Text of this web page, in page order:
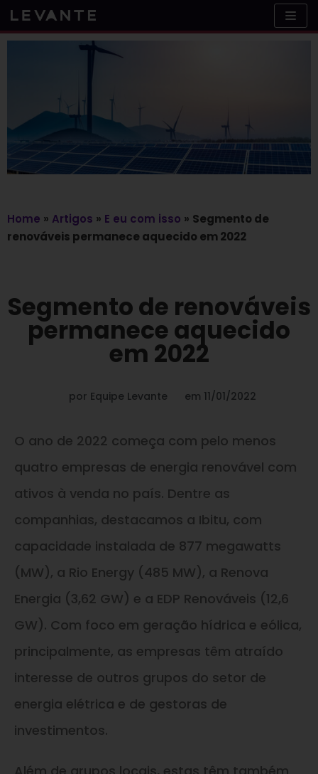
Skip
to
Home » Artigos » E eu com isso » Segmento de
renováveis permanece aquecido em 2022
Segmento de renováveis
permanece aquecido
em 2022
por Equipe Levante em 11/01/2022
O ano de 2022 começa com pelo menos
quatro empresas de energia renovável com
ativos à venda no país. Dentre as
companhias, destacamos a Ibitu, com
capacidade instalada de 877 megawatts
(MW), a Rio Energy (485 MW), a Renova
Energia (3,62 GW) e a EDP Renováveis (12,6
GW). Com foco em geração hídrica e eólica,
principalmente, as empresas têm atraído
interesse de outros grupos do setor de
energia elétrica e de gestoras de
investimentos.